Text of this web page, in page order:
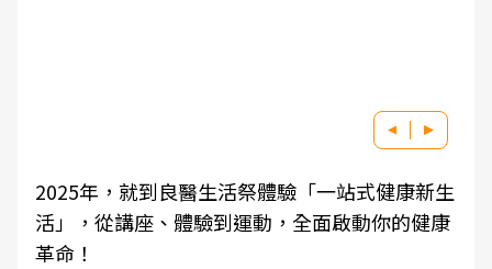
2025年，就到良醫生活祭體驗「一站式健康新生
活」，從講座、體驗到運動，全面啟動你的健康
革命！